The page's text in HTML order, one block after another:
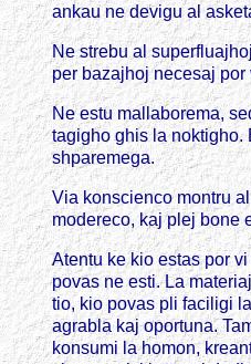
ankau ne devigu al
Ne strebu al
per bazajhoj necesaj por
Ne estu mallaborema,
tagigho ghis la noktigho.
shparemega.
Via konscienco montru
modereco, kaj plej bone
Atentu ke kio estas por
povas ne esti. La
tio, kio povas pli faciligi
agrabla kaj oportuna.
konsumi la homon,